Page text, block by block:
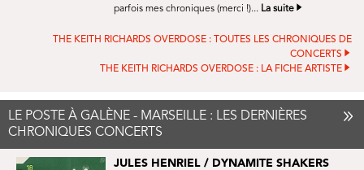
parfois mes chroniques (merci !)... La suite
THE KEITH RICHARDS OVERDOSE : TOUTES LES CHRONIQUES DE
CONCERTS
THE KEITH RICHARDS OVERDOSE : LA FICHE ARTISTE
LE POSTE À GALÈNE - MARSEILLE : LES DERNIÈRES
CHRONIQUES CONCERTS
JULES HENRIEL / DYNAMITE SHAKERS